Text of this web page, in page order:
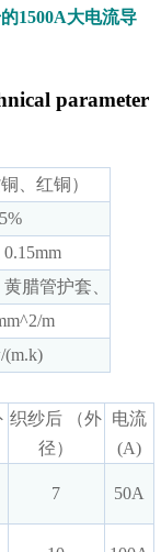
1500A大电流导
parameter
、红铜）
腊管护套、
m
(m.k)
织纱后 （外
径）
电流
(A)
7 50A